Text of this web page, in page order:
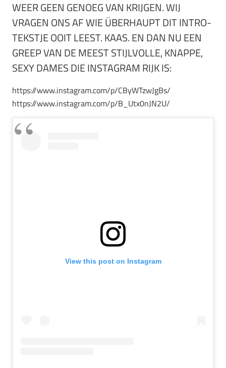
WEER GEEN GENOEG VAN KRIJGEN. WIJ
VRAGEN ONS AF WIE ÜBERHAUPT DIT INTRO-
TEKSTJE OOIT LEEST. KAAS. EN DAN NU EEN
GREEP VAN DE MEEST STIJLVOLLE, KNAPPE,
SEXY DAMES DIE INSTAGRAM RIJK IS:
https://www.instagram.com/p/CByWTzwJgBs/
https://www.instagram.com/p/B_Utx0nJN2U/
View this post on Instagram